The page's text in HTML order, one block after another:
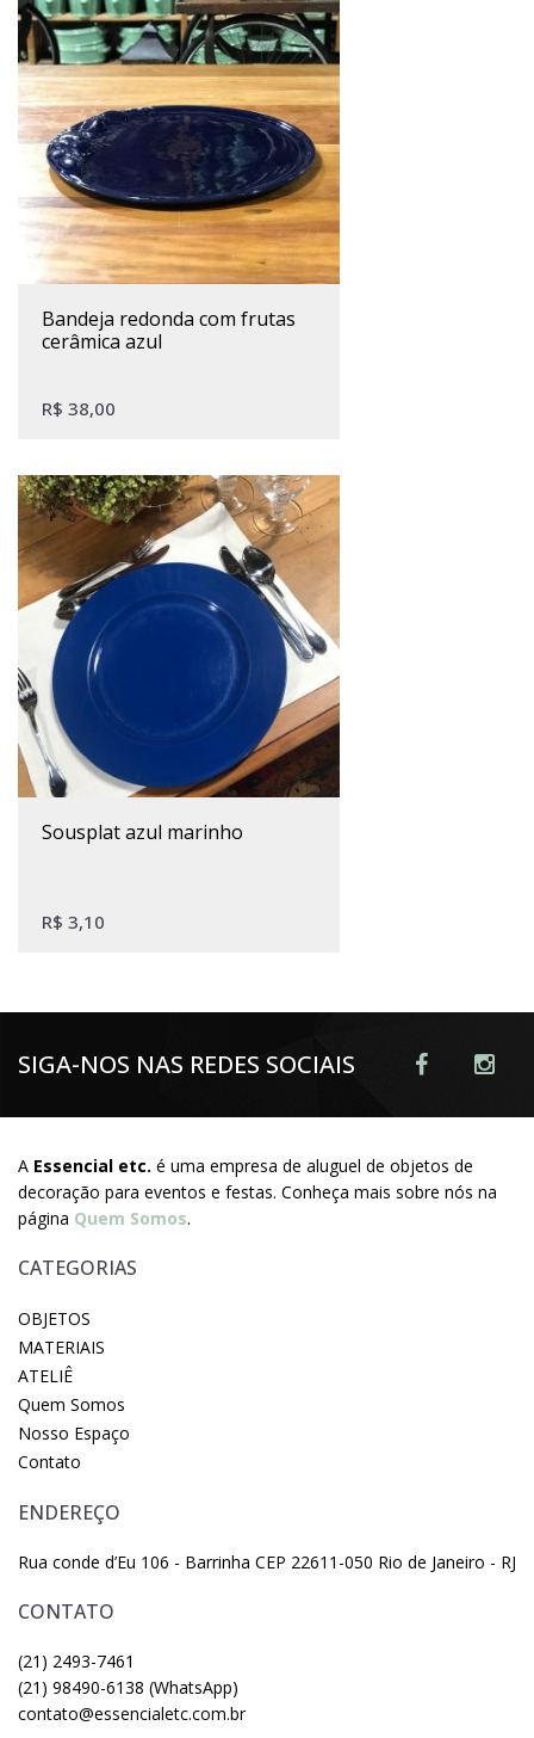
bandeja redonda com frutas
cerâmica azul
R$ 38,00
sousplat azul marinho
R$ 3,10
SIGA-NOS NAS REDES SOCIAIS
A Essencial etc. é uma empresa de aluguel de objetos de
decoração para eventos e festas. Conheça mais sobre nós na
página Quem Somos.
CATEGORIAS
OBJETOS
MATERIAIS
ATELIÊ
Quem Somos
Nosso Espaço
Contato
ENDEREÇO
Rua conde d’Eu 106 - Barrinha CEP 22611-050 Rio de Janeiro - RJ
CONTATO
(21) 2493-7461
(21) 98490-6138 (WhatsApp)
contato@essencialetc.com.br